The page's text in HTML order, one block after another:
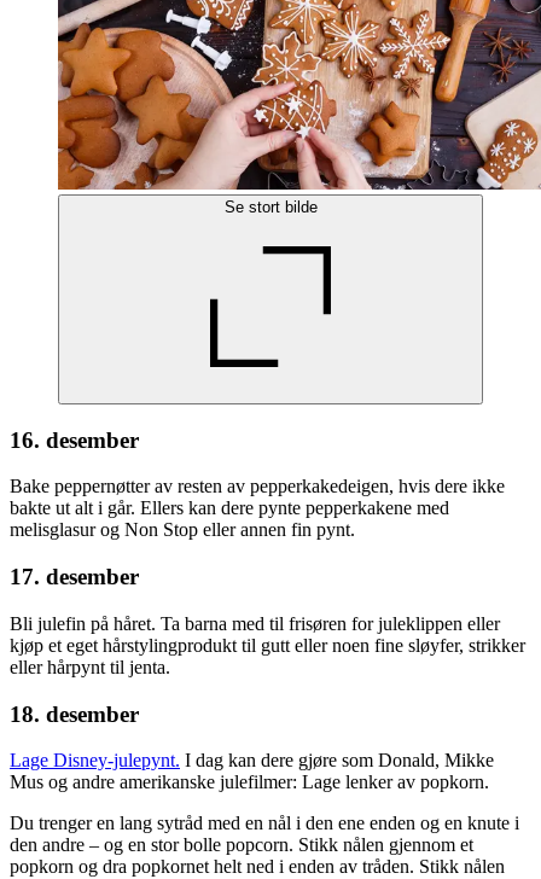
Se stort bilde
16. desember
Bake peppernøtter av resten av pepperkakedeigen, hvis dere ikke
bakte ut alt i går. Ellers kan dere pynte pepperkakene med
melisglasur og Non Stop eller annen fin pynt.
17. desember
Bli julefin på håret. Ta barna med til frisøren for juleklippen eller
kjøp et eget hårstylingprodukt til gutt eller noen fine sløyfer, strikker
eller hårpynt til jenta.
18. desember
Lage Disney-julepynt. I dag kan dere gjøre som Donald, Mikke
Mus og andre amerikanske julefilmer: Lage lenker av popkorn.
Du trenger en lang sytråd med en nål i den ene enden og en knute i
den andre – og en stor bolle popcorn. Stikk nålen gjennom et
popkorn og dra popkornet helt ned i enden av tråden. Stikk nålen